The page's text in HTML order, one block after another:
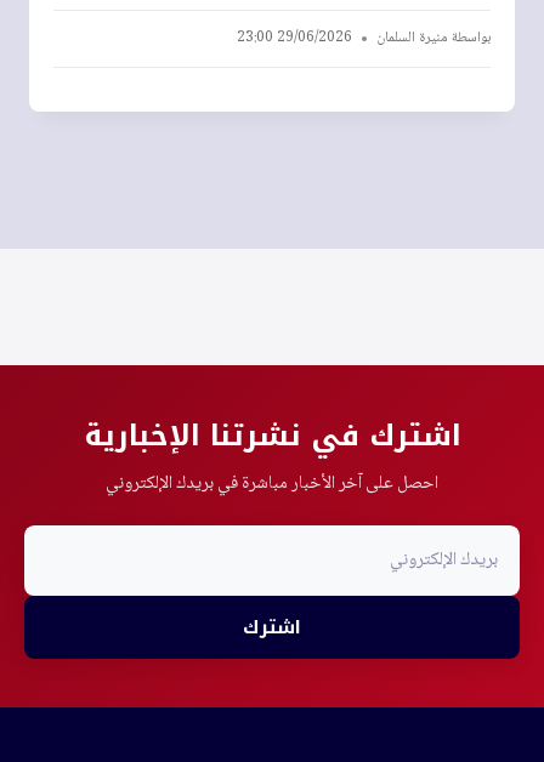
بواسطةمنيرة السلمان 29/06/2026 23:00
اشترك في نشرتنا الإخبارية
احصل على آخر الأخبار مباشرة في بريدك الإلكتروني
اشترك